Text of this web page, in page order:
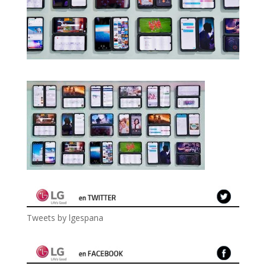
Tweets by lgespana